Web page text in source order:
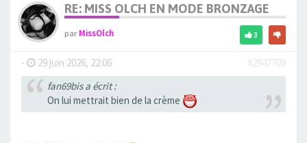
RE: MISS OLCH EN MODE BRONZAGE
parMissOlch 3
- 29 juin 2026, 22:06
#2947709
fan69bis a écrit :
On lui mettrait bien de la crème